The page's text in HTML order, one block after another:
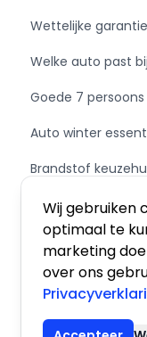
Wij gebruiken
optimaal te
marketing
over ons
Wettelijke garantie
Welke auto past
Goede 7
Auto winter
Brandstof
Schakel of